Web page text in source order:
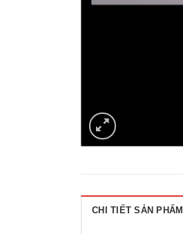
CHI TIẾT SẢN PHẨM